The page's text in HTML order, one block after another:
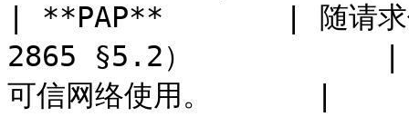
| **PAP**       | 随请求传
2865 §5.2）           | 兼
可信网络使用。      |